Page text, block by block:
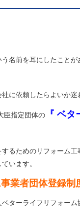
名前を耳にしたことが
に依頼したらよいか
臣指定団体の 『 ベ
るためのリフォーム
います。
業者団体登録制
ターライフリフォーム